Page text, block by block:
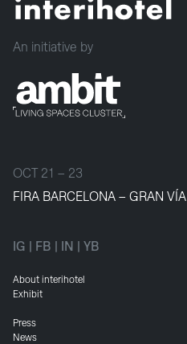
An initiative by
OCT 21 – 23
FIRA BARCELONA – GRAN VÍA
IG FB IN YB
About interihotel
Exhibit
Press
News